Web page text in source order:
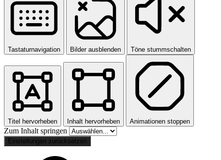
Tastaturnavigation Bilder ausblenden Töne stummschalten
Titel hervorheben Inhalt hervorheben Animationen stoppen
Zum Inhalt springen
Einstellungen zurücksetzen